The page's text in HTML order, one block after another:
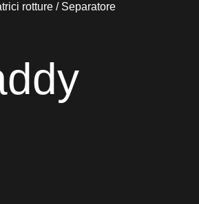
rotture / Separatore